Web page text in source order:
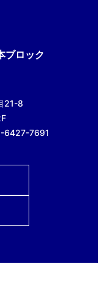
ブロック
21-8
7691